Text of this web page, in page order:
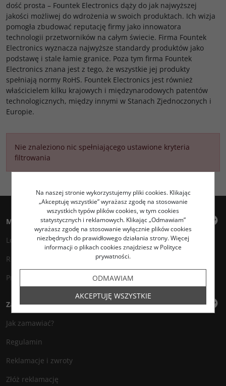
dość prosta – Fountek Electronics dąży do jak najwyższej
jakości możliwej do wdrożenia w swoich produktach. Ich wizja
pomogła zbudować reputację firmy jako innowatora
technologii przetworników na całym świecie. Firma Fountek
Electronics wyznacza najwyższe standardy produktów jako
podstawę i stale łamie granice. Poza tym firma Fountek
Electronics znana jest z tego, że wszystkie jej produkty
spełniają normy RoHS. Fountek Electronics jest również
właścicielem kilku krajowych i międzynarodowych patentów
technologicznych, między innymi w Stanach Zjednoczonych i
Europie.
Nie znaleziono nic spełniającego ustawione kryteria
filtrowania
Moje konto
Logowanie
Rejestracja
Przechowalnia
Zakupy
Jak zamawiać?
Regulamin
Reklamacje i zwroty
Złóż reklamację
Na naszej stronie wykorzystujemy pliki cookies. Klikając
„Akceptuję wszystkie” wyrażasz zgodę na stosowanie
wszystkich typów plików cookies, w tym cookies
statystycznych i reklamowych. Klikając „Odmawiam”
wyrażasz zgodę na stosowanie wyłącznie plików cookies
niezbędnych do prawidłowego działania strony. Więcej
informacji o plikach cookies znajdziesz w Polityce
prywatności.
ODMAWIAM
AKCEPTUJĘ WSZYSTKIE